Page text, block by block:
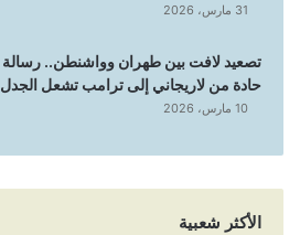
31 مارس، 2026
تصعيد لافت بين طهران وواشنطن.. رسالة
حادة من لاريجاني إلى ترامب تشعل الجدل
10 مارس، 2026
الأكثر شعبية